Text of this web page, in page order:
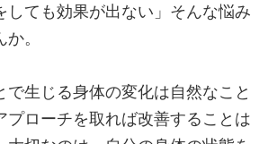
しても効果が出ない」そんな悩み
。
で生じる身体の変化は自然なこと
プローチを取れば改善することは